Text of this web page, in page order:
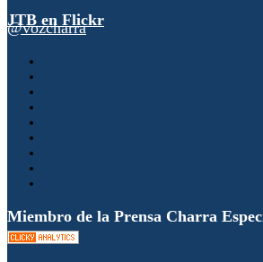
JTB en Flickr
@vozcharra
Miembro de la Prensa Charra